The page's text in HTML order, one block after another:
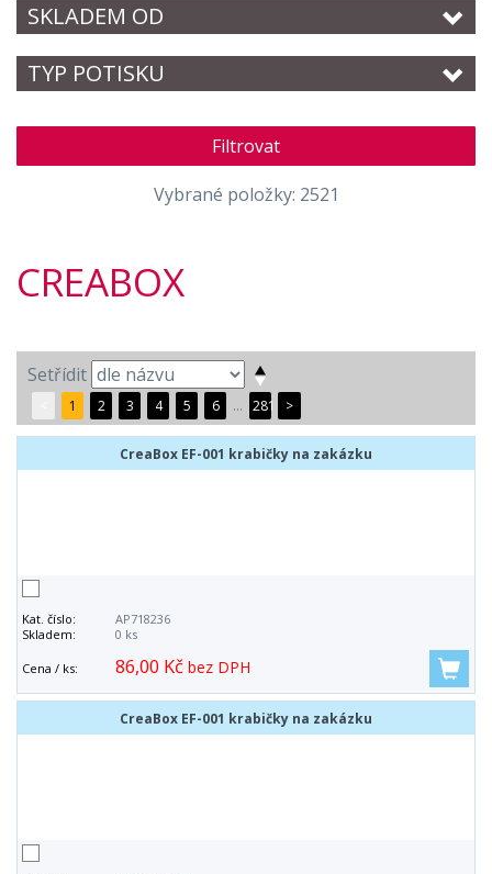
SKLADEM OD
TYP POTISKU
Filtrovat
Vybrané položky: 2521
CREABOX
Setřídit
1 2 3 4 5 6 ... 281 >
CreaBox EF-001 krabičky na zakázku
Kat. číslo:
AP718236
Skladem:
0 ks
Cena / ks: 86,00 Kč bez DPH
CreaBox EF-001 krabičky na zakázku